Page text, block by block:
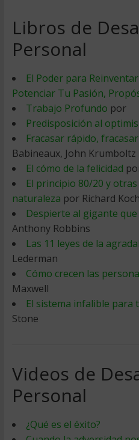
Libros de
Personal
El Poder para
Potenciar Tu Pasión,
Trabajo Profundo por
Predisposición al
Fracasar rápido,
Babineaux, John Krumboltz
El cómo de la felicidad
El principio 80/20 y
naturaleza por Richard Koch
Despierte al gigante
Anthony Robbins
Las 11 leyes de la
Lederman
Cómo crecen las
Maxwell
El sistema infalible para
Stone
Videos de
Personal
¿Qué es el éxito?